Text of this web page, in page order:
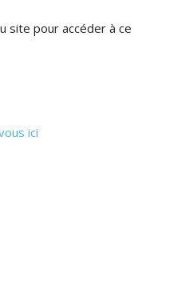
site pour accéder à ce
ici